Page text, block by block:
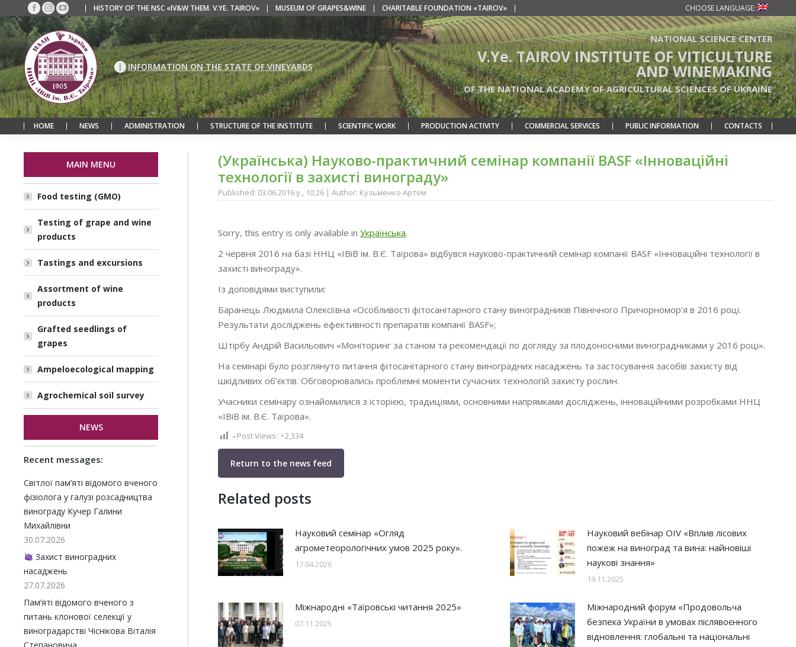
Facebook
page
opens
in
new
window
Instagram
page
opens
in
new
window
YouTube
page
opens
in
new
window
| HISTORY OF THE NSC «IV&W THEM. V.YE. TAIROV» | MUSEUM OF GRAPES&WINE | CHARITABLE FOUNDATION «TAIROV» | CHOOSE LANGUAGE:
INFORMATION ON THE STATE OF VINEYARDS
NATIONAL SCIENCE CENTER
V.Ye. TAIROV INSTITUTE OF VITICULTURE
AND WINEMAKING
OF THE NATIONAL ACADEMY OF AGRICULTURAL SCIENCES OF UKRAINE
HOME NEWS ADMINISTRATION STRUCTURE OF THE INSTITUTE SCIENTIFIC WORK PRODUCTION ACTIVITY COMMERCIAL SERVICES PUBLIC INFORMATION CONTACTS
(Українська) Науково-практичний семінар компанії BASF «Інноваційні
технології в захисті винограду»
Published: 03.06.2016 y., 10:26 | Author: Кузьменко Артем
Sorry, this entry is only available inУкраїнська.
2 червня 2016 на базі ННЦ «ІВіВ ім. В.Є. Таїрова» відбувся науково-практичний семінар компанії BASF «Інноваційні технології в
захисті винограду».
Із доповідями виступили:
Баранець Людмила Олексіївна «Особливості фітосанітарного стану виноградників Північного Причорномор’я в 2016 році.
Результати досліджень ефективності препаратів компанії BASF»;
Штірбу Андрій Васильович «Моніторинг за станом та рекомендації по догляду за плодоносними виноградниками у 2016 році».
На семінарі було розглянуто питання фітосанітарного стану виноградних насаджень та застосування засобів захисту від
шкідливих об’єктів. Обговорювались проблемні моменти сучасних технологій захисту рослин.
Учасники семінару ознайомилися з історією, традиціями, основними напрямками досліджень, інноваційними розробками ННЦ
«ІВіВ ім. В.Є. Таїрова».
Post Views: 2,334
Return to the news feed
Related posts
Науковий семінар «Огляд
агрометеорологічних умов 2025 року».
17.04.2026
Науковий вебінар OIV «Вплив лісових
пожеж на виноград та вина: найновіші
наукові знання»
19.11.2025
Міжнародні «Таїровські читання 2025»
07.11.2025
Міжнародний форум «Продовольча
безпека України в умовах післявоєнного
відновлення: глобальні та національні
MAIN MENU
Food testing (GMO)
Testing of grape and wine
products
Tastings and excursions
Assortment of wine
products
Grafted seedlings of
grapes
Ampeloecological mapping
Agrochemical soil survey
NEWS
Recent messages:
Світлої пам’яті відомого вченого
фізіолога у галузі розсадництва
винограду Кучер Галини
Михайлівни
30.07.2026
Захист виноградних
насаджень
27.07.2026
Пам’яті відомого вченого з
питань клонової селекції у
виноградарстві Чіснікова Віталія